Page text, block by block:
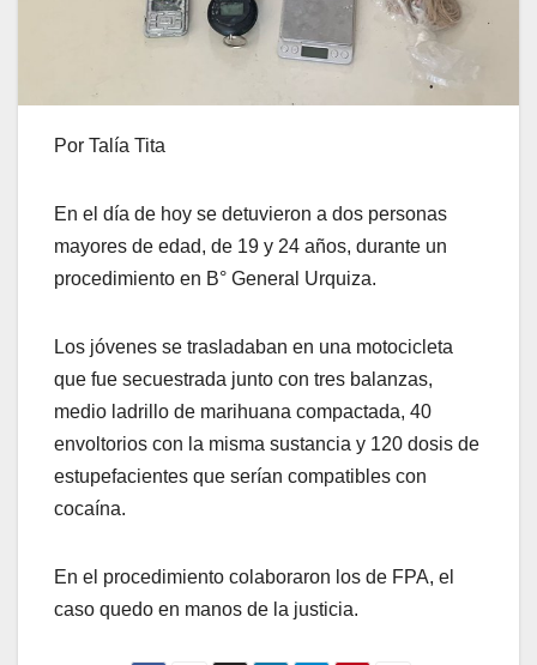
Por Talía Tita
En el día de hoy se detuvieron a dos personas
mayores de edad, de 19 y 24 años, durante un
procedimiento en B° General Urquiza.
Los jóvenes se trasladaban en una motocicleta
que fue secuestrada junto con tres balanzas,
medio ladrillo de marihuana compactada, 40
envoltorios con la misma sustancia y 120 dosis de
estupefacientes que serían compatibles con
cocaína.
En el procedimiento colaboraron los de FPA, el
caso quedo en manos de la justicia.